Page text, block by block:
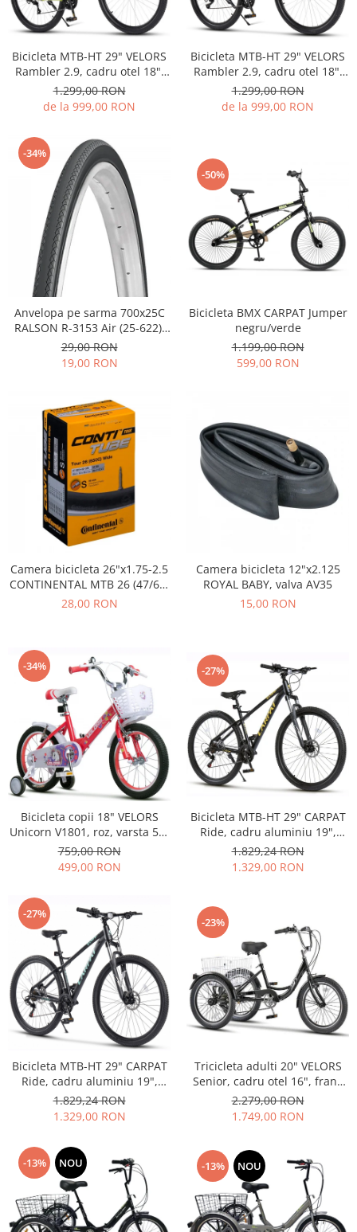
Bicicleta MTB-HT 29" VELORS
Rambler 2.9, cadru otel 18",
manete secventiale, frane
disc, 21 viteze, verde
1.299,00 RON
de la 999,00 RON
Bicicleta MTB-HT 29" VELORS
Rambler 2.9, cadru otel 18",
manete secventiale, frane
disc, 21 viteze, negru/gri
1.299,00 RON
de la 999,00 RON
-34%
Anvelopa pe sarma 700x25C
RALSON R-3153 Air (25-622),
negru
29,00 RON
19,00 RON
-50%
Bicicleta BMX CARPAT Jumper
negru/verde
1.199,00 RON
599,00 RON
Camera bicicleta 26"x1.75-2.5
CONTINENTAL MTB 26 (47/62-
559), valva FV42
28,00 RON
Camera bicicleta 12"x2.125
ROYAL BABY, valva AV35
15,00 RON
-34%
Bicicleta copii 18" VELORS
Unicorn V1801, roz, varsta 5-7
ani
759,00 RON
499,00 RON
-27%
Bicicleta MTB-HT 29" CARPAT
Ride, cadru aluminiu 19",
manete secventiale, frane
hidraulice, 21 viteze,
negru/galben
1.829,24 RON
1.329,00 RON
-27%
Bicicleta MTB-HT 29" CARPAT
Ride, cadru aluminiu 19",
manete secventiale, frane
hidraulice, 21 viteze,
negru/turcoaz
1.829,24 RON
1.329,00 RON
-23%
Tricicleta adulti 20" VELORS
Senior, cadru otel 16", frane
V-Brake/tambur, 7 viteze,
negru
2.279,00 RON
1.749,00 RON
-13% NOU -13% NOU